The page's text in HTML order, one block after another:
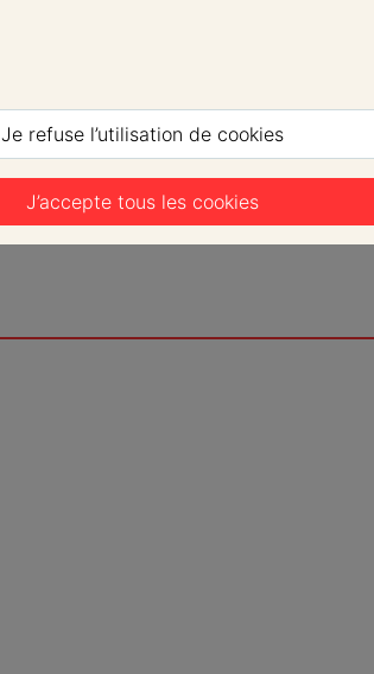
Je refuse l’utilisation de cookies
J’accepte tous les cookies